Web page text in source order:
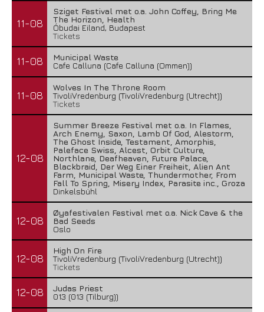
11-08
Sziget Festival met o.a. John Coffey, Bring Me
The Horizon, Health
Óbudai Eiland, Budapest
Tickets
11-08
Municipal Waste
Cafe Calluna (Cafe Calluna (Ommen))
11-08
Wolves In The Throne Room
TivoliVredenburg (TivoliVredenburg (Utrecht))
Tickets
12-08
Summer Breeze Festival met o.a. In Flames,
Arch Enemy, Saxon, Lamb Of God, Alestorm,
The Ghost Inside, Testament, Amorphis,
Paleface Swiss, Alcest, Orbit Culture,
Northlane, Deafheaven, Future Palace,
Blackbraid, Der Weg Einer Freiheit, Alien Ant
Farm, Municipal Waste, Thundermother, From
Fall To Spring, Misery Index, Parasite inc., Groza
Dinkelsbühl
12-08
Øyafestivalen Festival met o.a. Nick Cave & the
Bad Seeds
Oslo
12-08
High On Fire
TivoliVredenburg (TivoliVredenburg (Utrecht))
Tickets
12-08
Judas Priest
013 (013 (Tilburg))